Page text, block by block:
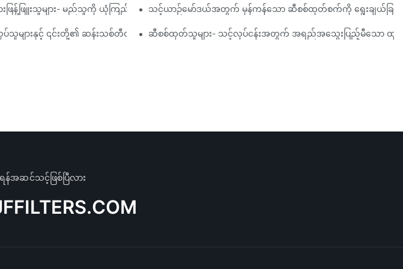
န့်ဖြူးသူများ- မည်သူကို ယုံကြည်ရမည်နည်း။သင့်ယာဉ်မော်ဒယ်အတွက် မှန်ကန်သော ဆီစစ်ထုတ်စက်ကို ရွေးချယ်ခြင်း-
းနှင့် ၎င်းတို့၏ ဆန်းသစ်တီထွင်မှုများအပေါ် အလေးပေးဖော်ပြသည်။ဆီစစ်ထုတ်သူများ- သင့်လုပ်ငန်းအတွက် အရည်အသွေးပြည့်မီသော ထုတ်ကုန်
ဆင်သင့်ဖြစ်ပြီလား